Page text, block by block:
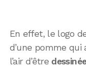
En effet, le logo
d’une pomme qui
l’air d’être